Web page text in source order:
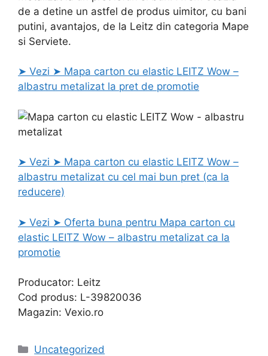
de a detine un astfel de produs uimitor, cu bani
putini, avantajos, de la Leitz din categoria Mape
si Serviete.
➤ Vezi ➤ Mapa carton cu elastic LEITZ Wow –
albastru metalizat la pret de promotie
➤ Vezi ➤ Mapa carton cu elastic LEITZ Wow –
albastru metalizat cu cel mai bun pret (ca la
reducere)
➤ Vezi ➤ Oferta buna pentru Mapa carton cu
elastic LEITZ Wow – albastru metalizat ca la
promotie
Producator: Leitz
Cod produs: L-39820036
Magazin: Vexio.ro
Categories
Uncategorized